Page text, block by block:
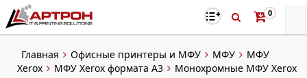
0
Главная Офисные принтеры и МФУ МФУ
МФУ
Xerox
МФУ Xerox формата A3
Монохромные МФУ Xerox